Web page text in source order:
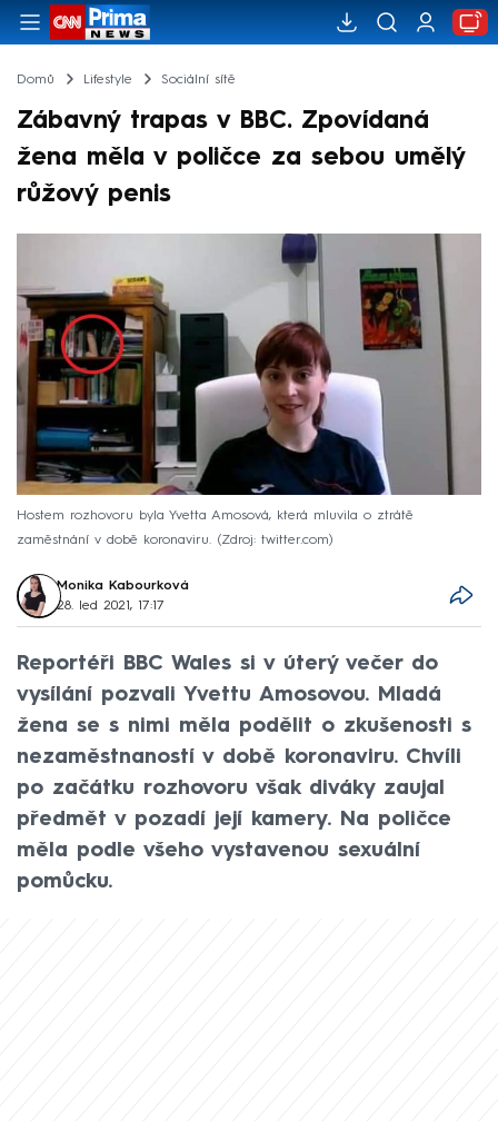
Domů Lifestyle Sociální sítě
Zábavný trapas v BBC. Zpovídaná
žena měla v poličce za sebou umělý
růžový penis
Hostem rozhovoru byla Yvetta Amosová, která mluvila o ztrátě
zaměstnání v době koronaviru.
Zdroj: twitter.com
Monika Kabourková
28. led 2021, 17:17
Reportéři BBC Wales si v úterý večer do
vysílání pozvali Yvettu Amosovou. Mladá
žena se s nimi měla podělit o zkušenosti s
nezaměstnaností v době koronaviru. Chvíli
po začátku rozhovoru však diváky zaujal
předmět v pozadí její kamery. Na poličce
měla podle všeho vystavenou sexuální
pomůcku.